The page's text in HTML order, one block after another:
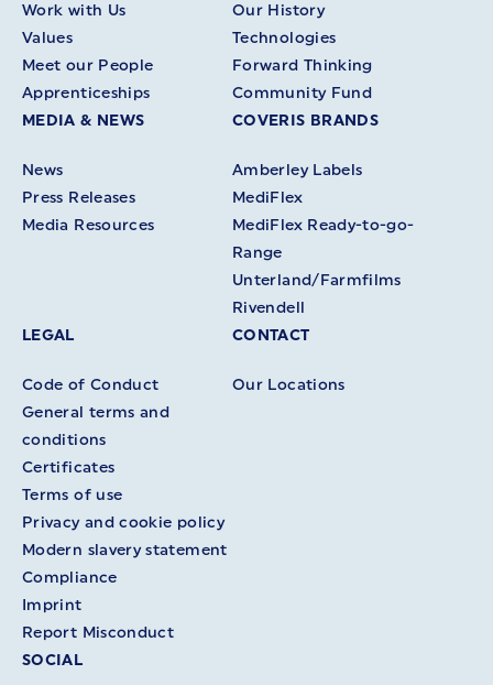
Work with Us
Values
Meet our People
Apprenticeships
Our History
Technologies
Forward Thinking
Community Fund
MEDIA & NEWS
News
Press Releases
Media Resources
COVERIS BRANDS
Amberley Labels
MediFlex
MediFlex Ready-to-go-
Range
Unterland/Farmfilms
Rivendell
LEGAL
Code of Conduct
General terms and
conditions
Certificates
Terms of use
Privacy and cookie policy
Modern slavery statement
Compliance
Imprint
Report Misconduct
CONTACT
Our Locations
SOCIAL